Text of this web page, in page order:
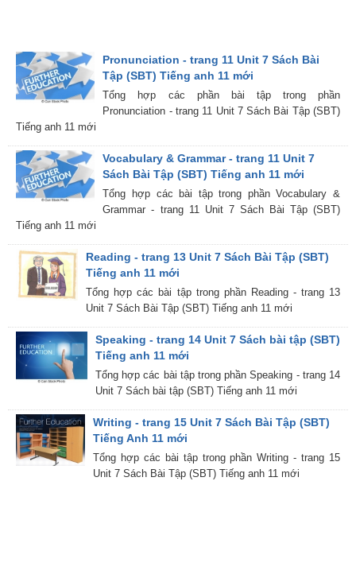
Pronunciation - trang 11 Unit 7 Sách Bài
Tập (SBT) Tiếng anh 11 mới
Tổng hợp các phần bài tập trong phần
Pronunciation - trang 11 Unit 7 Sách Bài Tập (SBT)
Tiếng anh 11 mới
Vocabulary & Grammar - trang 11 Unit 7
Sách Bài Tập (SBT) Tiếng anh 11 mới
Tổng hợp các bài tập trong phần Vocabulary &
Grammar - trang 11 Unit 7 Sách Bài Tập (SBT)
Tiếng anh 11 mới
Reading - trang 13 Unit 7 Sách Bài Tập (SBT)
Tiếng anh 11 mới
Tổng hợp các bài tập trong phần Reading - trang 13
Unit 7 Sách Bài Tập (SBT) Tiếng anh 11 mới
Speaking - trang 14 Unit 7 Sách bài tập (SBT)
Tiếng anh 11 mới
Tổng hợp các bài tập trong phần Speaking - trang 14
Unit 7 Sách bài tập (SBT) Tiếng anh 11 mới
Writing - trang 15 Unit 7 Sách Bài Tập (SBT)
Tiếng Anh 11 mới
Tổng hợp các bài tập trong phần Writing - trang 15
Unit 7 Sách Bài Tập (SBT) Tiếng anh 11 mới